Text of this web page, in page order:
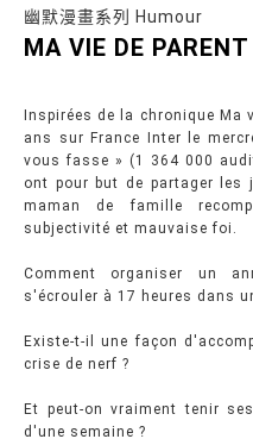
幽默漫畫系列 Humour
MA VIE DE PARENT
Inspirées de la chronique Ma
ans sur France Inter le
vous fasse » (1 364 000
ont pour but de partager les
maman de famille
subjectivité et mauvaise foi.
Comment organiser un
s'écrouler à 17 heures dans
Existe-t-il une façon
crise de nerf ?
Et peut-on vraiment tenir
d'une semaine ?